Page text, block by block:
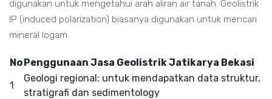
digunakan untuk mengetahui arah aliran air tanah. Geolistrik
IP (induced polarization) biasanya digunakan untuk mencari
mineral logam.
No Penggunaan Jasa Geolistrik Jatikarya Bekasi
1
Geologi regional: untuk mendapatkan data struktur,
stratigrafi dan sedimentology